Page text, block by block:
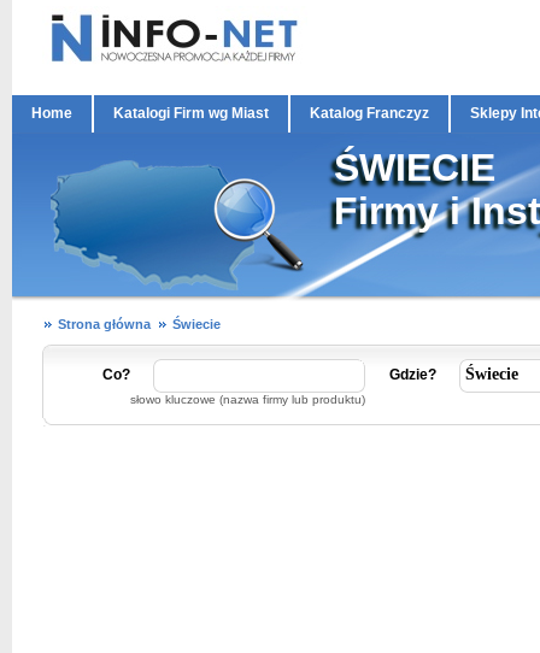
Home Katalogi Firm wg Miast Katalog Franczyz Sklepy
ŚWIECIE
Firmy i
Strona główna Świecie
Co?
słowo kluczowe (nazwa firmy lub produktu)
Gdzie?